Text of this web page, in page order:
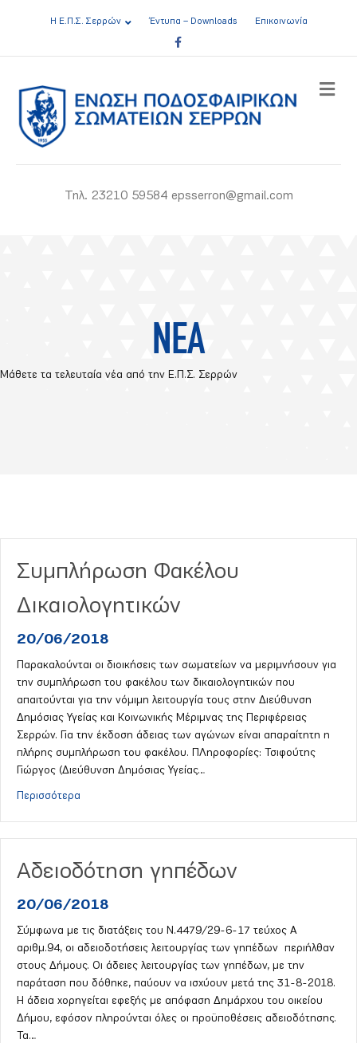
Η Ε.Π.Σ. Σερρών Έντυπα – Downloads
Επικοινωνία
Facebook
Τηλ. 23210 59584 epsserron@gmail.com
ΝΕΑ
Μάθετε τα τελευταία νέα από την Ε.Π.Σ. Σερρών
Συμπλήρωση Φακέλου
Δικαιολογητικών
20/06/2018
Παρακαλούνται οι διοικήσεις των σωματείων να μεριμνήσουν για
την συμπλήρωση του φακέλου των δικαιολογητικών που
απαιτούνται για την νόμιμη λειτουργία τους στην Διεύθυνση
Δημόσιας Υγείας και Κοινωνικής Μέριμνας της Περιφέρειας
Σερρών. Για την έκδοση άδειας των αγώνων είναι απαραίτητη η
πλήρης συμπλήρωση του φακέλου. ΠΛηροφορίες: Τσιφούτης
Γιώργος (Διεύθυνση Δημόσιας Υγείας…
Περισσότερα
Αδειοδότηση γηπέδων
20/06/2018
Σύμφωνα με τις διατάξεις του Ν.4479/29-6-17 τεύχος Α
αριθμ.94, οι αδειοδοτήσεις λειτουργίας των γηπέδων περιήλθαν
στους Δήμους. Οι άδειες λειτουργίας των γηπέδων, με την
παράταση που δόθηκε, παύουν να ισχύουν μετά της 31-8-2018.
Η άδεια χορηγείται εφεξής με απόφαση Δημάρχου του οικείου
Δήμου, εφόσον πληρούνται όλες οι προϋποθέσεις αδειοδότησης.
Τα…